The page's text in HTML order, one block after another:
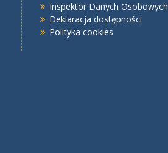
Inspektor Danych Osobowych
Deklaracja dostępności
Polityka cookies